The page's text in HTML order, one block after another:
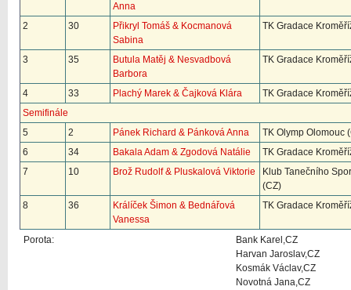
Anna
2 30
Přikryl Tomáš & Kocmanová
Sabina
TK Gradace
3 35
Butula Matěj & Nesvadbová
Barbora
TK Gradace
4 33 Plachý Marek & Čajková Klára
TK Gradace
Semifinále
5
2 Pánek Richard & Pánková Anna
TK Olymp Olomouc
6
34 Bakala Adam & Zgodová Natálie
TK Gradace
7
10 Brož Rudolf & Pluskalová Viktorie
Klub Tanečního
(CZ)
8
36
Králíček Šimon & Bednářová
Vanessa
TK Gradace
Porota:
Bank Karel,CZ
Harvan Jaroslav,CZ
Kosmák Václav,CZ
Novotná Jana,CZ